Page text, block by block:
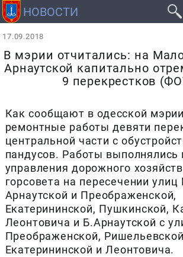
17.09.2018
В мэрии отчитались: на
Арнаутской капитально
9 перекрестков
Как сообщают в одесской
ремонтные работы девяти
центральной части с
пандусов. Работы выполнялись
управления дорожного
горсовета на пересечении
Арнаутской и Преображенской,
Екатерининской, Пушкинской,
Леонтовича и Б.Арнаутской с
Преображенской,
Екатерининской и Леонтовича.